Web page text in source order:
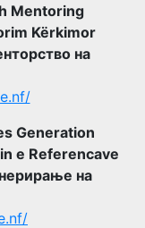
Mentoring
Kërkimor
на
Generation
e Referencave
на